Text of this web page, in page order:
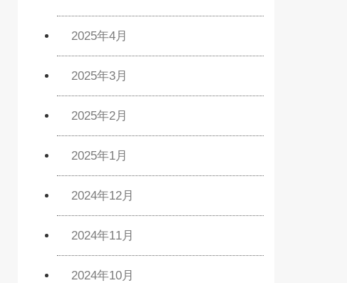
2025年4月
2025年3月
2025年2月
2025年1月
2024年12月
2024年11月
2024年10月